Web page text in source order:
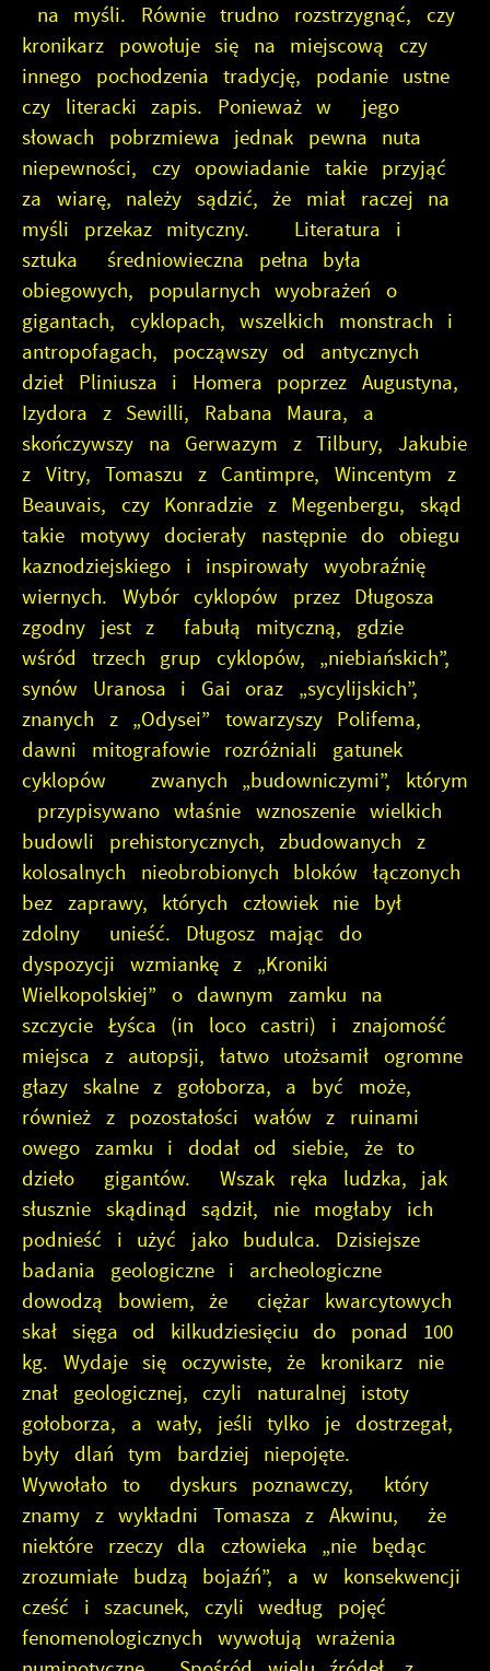
na myśli. Równie trudno rozstrzygnąć, czy
kronikarz powołuje się na miejscową czy
innego pochodzenia tradycję, podanie ustne
czy literacki zapis. Ponieważ w jego
słowach pobrzmiewa jednak pewna nuta
niepewności, czy opowiadanie takie przyjąć
za wiarę, należy sądzić, że miał raczej na
myśli przekaz mityczny. Literatura i
sztuka średniowieczna pełna była
obiegowych, popularnych wyobrażeń o
gigantach, cyklopach, wszelkich monstrach i
antropofagach, począwszy od antycznych
dzieł Pliniusza i Homera poprzez Augustyna,
Izydora z Sewilli, Rabana Maura, a
skończywszy na Gerwazym z Tilbury, Jakubie
z Vitry, Tomaszu z Cantimpre, Wincentym z
Beauvais, czy Konradzie z Megenbergu, skąd
takie motywy docierały następnie do obiegu
kaznodziejskiego i inspirowały wyobraźnię
wiernych. Wybór cyklopów przez Długosza
zgodny jest z fabułą mityczną, gdzie
wśród trzech grup cyklopów, „niebiańskich”,
synów Uranosa i Gai oraz „sycylijskich”,
znanych z „Odysei” towarzyszy Polifema,
dawni mitografowie rozróżniali gatunek
cyklopów zwanych „budowniczymi”, którym
przypisywano właśnie wznoszenie wielkich
budowli prehistorycznych, zbudowanych z
kolosalnych nieobrobionych bloków łączonych
bez zaprawy, których człowiek nie był
zdolny unieść. Długosz mając do
dyspozycji wzmiankę z „Kroniki
Wielkopolskiej” o dawnym zamku na
szczycie Łyśca (in loco castri) i znajomość
miejsca z autopsji, łatwo utożsamił ogromne
głazy skalne z gołoborza, a być może,
również z pozostałości wałów z ruinami
owego zamku i dodał od siebie, że to
dzieło gigantów. Wszak ręka ludzka, jak
słusznie skądinąd sądził, nie mogłaby ich
podnieść i użyć jako budulca. Dzisiejsze
badania geologiczne i archeologiczne
dowodzą bowiem, że ciężar kwarcytowych
skał sięga od kilkudziesięciu do ponad 100
kg. Wydaje się oczywiste, że kronikarz nie
znał geologicznej, czyli naturalnej istoty
gołoborza, a wały, jeśli tylko je dostrzegał,
były dlań tym bardziej niepojęte.
Wywołało to dyskurs poznawczy, który
znamy z wykładni Tomasza z Akwinu, że
niektóre rzeczy dla człowieka „nie będąc
zrozumiałe budzą bojaźń”, a w konsekwencji
cześć i szacunek, czyli według pojęć
fenomenologicznych wywołują wrażenia